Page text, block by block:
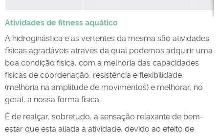
Atividades de fitness aquático
A hidroginástica e as vertentes da mesma são atividades
físicas agradáveis através da qual podemos adquirir uma
boa condição física, com a melhoria das capacidades
físicas de coordenação, resistência e flexibilidade
(melhoria na amplitude de movimentos) e melhorar, no
geral, a nossa forma física.
É de realçar, sobretudo, a sensação relaxante de bem-
estar que está aliada à atividade, devido ao efeito de